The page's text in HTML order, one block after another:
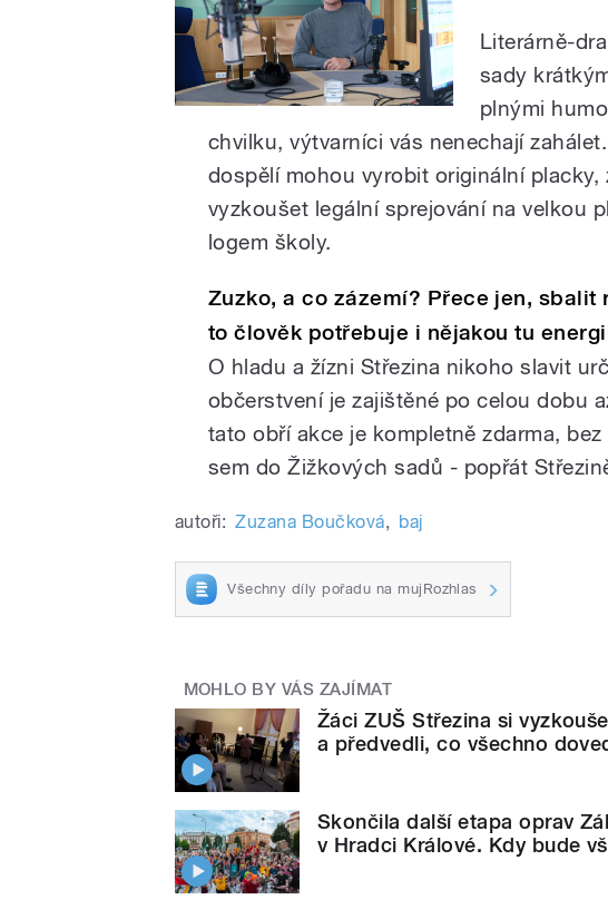
Literárně-
sady
plnými
chvilku, výtvarníci vás nenechají
dospělí mohou vyrobit originální placky,
vyzkoušet legální sprejování na velkou
logem školy.
Zuzko, a co zázemí? Přece jen, sbalit
to člověk potřebuje i nějakou tu
O hladu a žízni Střezina nikoho slavit
občerstvení je zajištěné po celou dobu
tato obří akce je kompletně zdarma,
sem do Žižkových sadů - popřát
autoři: Zuzana Boučková, baj
Všechny díly pořadu na mujRozhlas
MOHLO BY VÁS ZAJÍMAT
Žáci ZUŠ Střezina si
a předvedli, co všechno
Skončila další etapa oprav
v Hradci Králové. Kdy bude